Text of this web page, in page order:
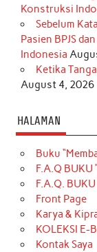
Konstruksi
Sebelum
Pasien BPJS
Indonesia
Ketika
August 4, 2026
HALAMAN
Buku
F.A.Q BUKU
F.A.Q. BUKU
Front Page
Karya &
KOLEKSI E-
Kontak Saya